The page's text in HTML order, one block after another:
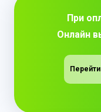
При
Онлайн